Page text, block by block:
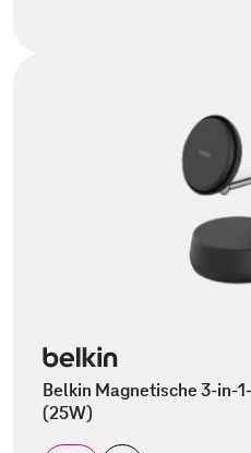
Belkin Magnetische 3-in-
(25W)